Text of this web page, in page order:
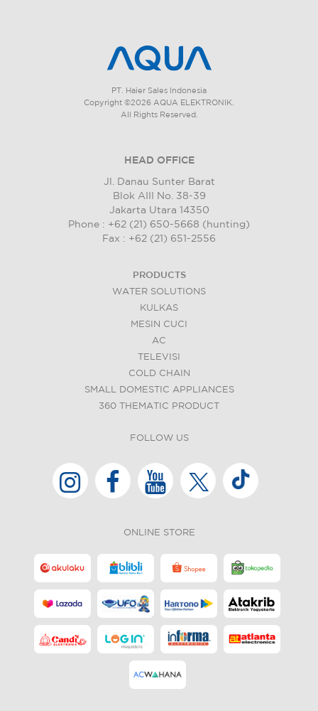
PT. Haier Sales Indonesia
Copyright ©2026 AQUA ELEKTRONIK.
All Rights Reserved.
HEAD OFFICE
Jl. Danau Sunter Barat
Blok AIII No. 38-39
Jakarta Utara 14350
Phone : +62 (21) 650-5668 (hunting)
Fax : +62 (21) 651-2556
PRODUCTS
WATER SOLUTIONS
KULKAS
MESIN CUCI
AC
TELEVISI
COLD CHAIN
SMALL DOMESTIC APPLIANCES
360 THEMATIC PRODUCT
FOLLOW US
ONLINE STORE